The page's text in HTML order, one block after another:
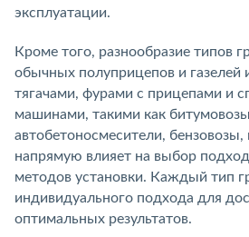
эксплуатации.
Кроме того, разнообразие типов
обычных полуприцепов и газелей
тягачами, фурами с прицепами и
машинами, такими как
автобетоносмесители,
напрямую влияет на выбор
методов установки. Каждый тип
индивидуального подхода для
оптимальных результатов.